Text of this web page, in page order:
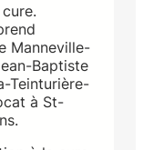
Manneville-
Baptiste
Teinturière-
à St-